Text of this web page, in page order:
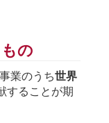
の
業のうち世界
することが期